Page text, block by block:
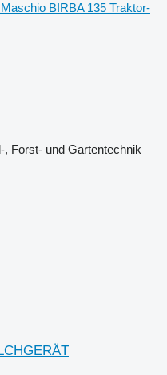
BIRBA 135 Traktor-
Forst- und Gartentechnik